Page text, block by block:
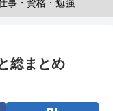
事・資格・勉強
総まとめ